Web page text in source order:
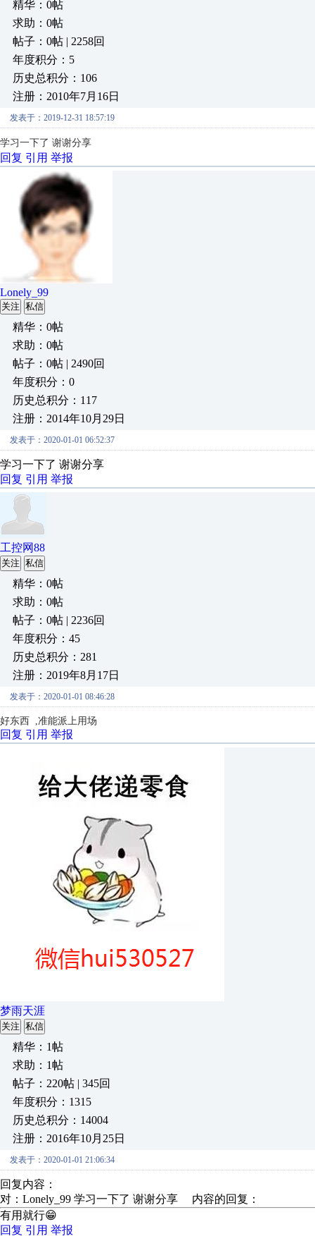
精华：0帖
求助：0帖
帖子：0帖 | 2258回
年度积分：5
历史总积分：106
注册：2010年7月16日
发表于：2019-12-31 18:57:19
学习一下了 谢谢分享
回复 引用 举报
Lonely_99
关注 私信
精华：0帖
求助：0帖
帖子：0帖 | 2490回
年度积分：0
历史总积分：117
注册：2014年10月29日
发表于：2020-01-01 06:52:37
学习一下了 谢谢分享
回复 引用 举报
工控网88
关注 私信
精华：0帖
求助：0帖
帖子：0帖 | 2236回
年度积分：45
历史总积分：281
注册：2019年8月17日
发表于：2020-01-01 08:46:28
好东西 ,准能派上用场
回复 引用 举报
梦雨天涯
关注 私信
精华：1帖
求助：1帖
帖子：220帖 | 345回
年度积分：1315
历史总积分：14004
注册：2016年10月25日
发表于：2020-01-01 21:06:34
回复内容：
对：Lonely_99 学习一下了 谢谢分享 内容的回复：
有用就行😁
回复 引用 举报